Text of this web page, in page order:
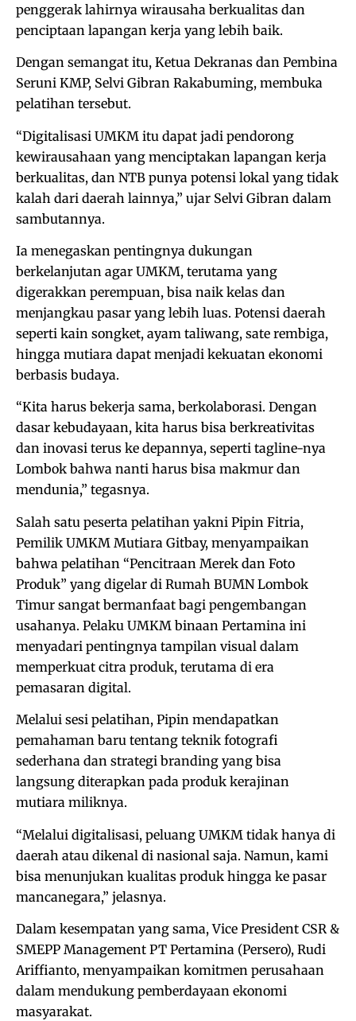
penggerak lahirnya wirausaha berkualitas dan
penciptaan lapangan kerja yang lebih baik.
Dengan semangat itu, Ketua Dekranas dan Pembina
Seruni KMP, Selvi Gibran Rakabuming, membuka
pelatihan tersebut.
“Digitalisasi UMKM itu dapat jadi pendorong
kewirausahaan yang menciptakan lapangan kerja
berkualitas, dan NTB punya potensi lokal yang tidak
kalah dari daerah lainnya,” ujar Selvi Gibran dalam
sambutannya.
Ia menegaskan pentingnya dukungan
berkelanjutan agar UMKM, terutama yang
digerakkan perempuan, bisa naik kelas dan
menjangkau pasar yang lebih luas. Potensi daerah
seperti kain songket, ayam taliwang, sate rembiga,
hingga mutiara dapat menjadi kekuatan ekonomi
berbasis budaya.
“Kita harus bekerja sama, berkolaborasi. Dengan
dasar kebudayaan, kita harus bisa berkreativitas
dan inovasi terus ke depannya, seperti tagline-nya
Lombok bahwa nanti harus bisa makmur dan
mendunia,” tegasnya.
Salah satu peserta pelatihan yakni Pipin Fitria,
Pemilik UMKM Mutiara Gitbay, menyampaikan
bahwa pelatihan “Pencitraan Merek dan Foto
Produk” yang digelar di Rumah BUMN Lombok
Timur sangat bermanfaat bagi pengembangan
usahanya. Pelaku UMKM binaan Pertamina ini
menyadari pentingnya tampilan visual dalam
memperkuat citra produk, terutama di era
pemasaran digital.
Melalui sesi pelatihan, Pipin mendapatkan
pemahaman baru tentang teknik fotografi
sederhana dan strategi branding yang bisa
langsung diterapkan pada produk kerajinan
mutiara miliknya.
“Melalui digitalisasi, peluang UMKM tidak hanya di
daerah atau dikenal di nasional saja. Namun, kami
bisa menunjukan kualitas produk hingga ke pasar
mancanegara,” jelasnya.
Dalam kesempatan yang sama, Vice President CSR &
SMEPP Management PT Pertamina (Persero), Rudi
Ariffianto, menyampaikan komitmen perusahaan
dalam mendukung pemberdayaan ekonomi
masyarakat.